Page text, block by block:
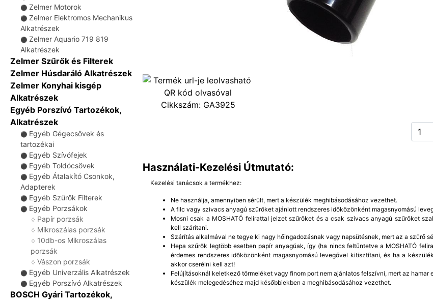
⚫ Zelmer Motorok
⚫ Zelmer Elektromos Mechanikus
Alkatrészek
⚫ Zelmer Aquario 719 819
Alkatrészek
Zelmer Szűrők és Filterek
Zelmer Húsdaráló Alkatrészek
Zelmer Konyhai kisgép
Alkatrészek
Egyéb Porszívó Tartozékok,
Alkatrészek
⚫ Egyéb Gégecsövek és
tartozékai
⚫ Egyéb Szívófejek
⚫ Egyéb Toldócsövek
⚫ Egyéb Átalakító Csonkok,
Adapterek
⚫ Egyéb Szűrők Filterek
⚫ Egyéb Porzsákok
♢ Papír porzsák
♢ Mikroszálas porzsák
♢ 10db-os Mikroszálas
porzsák
♢ Vászon porzsák
⚫ Egyéb Univerzális Alkatrészek
⚫ Egyéb Porszívó Alkatrészek
BOSCH Gyári Tartozékok,
Cikkszám: GA3925
Használati-Kezelési Útmutató:
Kezelési tanácsok a termékhez:
Ne használja, amennyiben sérült, mert a készülék meghibásodásához vezethet.
A filc vagy szivacs anyagú szűrőket ajánlott rendszeres időközönként magasnyomású
Mosni csak a MOSHATÓ felirattal jelzet szűrőket és a csak szivacs anyagú szűrőket
kell szárítani.
Szárítás alkalmával ne tegye ki nagy hőingadozásnak vagy napsütésnek, mert az a szűrő
Hepa szűrők legtöbb esetben papír anyagúak, így (ha nincs feltüntetve a MOSHATÓ
érdemes rendszeres időközönként magasnyomású levegővel kitisztítani, és ha a
akkor cserélni kell azt!
Felújításoknál keletkező törmeléket vagy finom port nem ajánlatos felszívni, mert az hamar
készülék melegedéséhez majd későbbiekben a meghibásodásához vezethet.